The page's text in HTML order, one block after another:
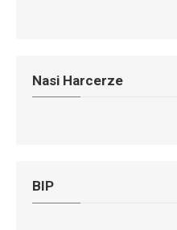
Nasi Harcerze
BIP